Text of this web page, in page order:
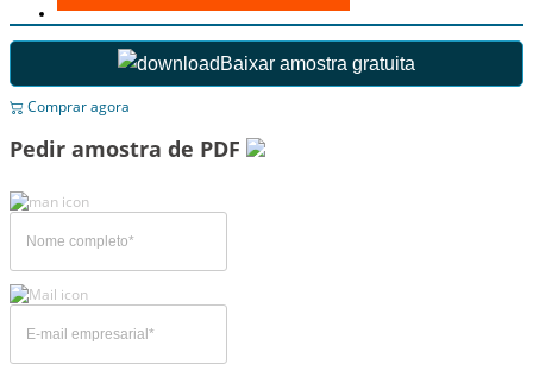
Baixar amostra gratuita
Comprar agora
Pedir amostra de PDF